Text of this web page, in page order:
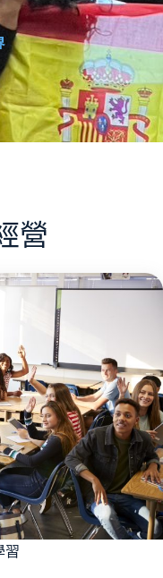
營
習